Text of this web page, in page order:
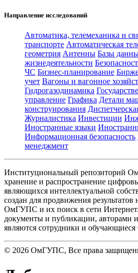
Направление исследований
Автоматика, телемеханика и
транспорте Автоматическая
геометрия Антенны Базы
жизнедеятельности
ЧС Бизнес-планирование
учет Вагоны и вагонное
Гидрогазодинамика
управление Графика Детали
конструирования
Журналистика Инвестиции
Иностранные языки
Информационная безопасность
менеджмент
Институциональный репозиторий
хранение и распространение
являющихся интеллектуальной
создан для продвижения
ОмГУПС и их поиск в сети
документы и публикации, авторами
являются сотрудники и
© 2026 ОмГУПС, Все права